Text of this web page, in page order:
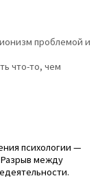
проблемой и
что-то, чем
психологии —
между